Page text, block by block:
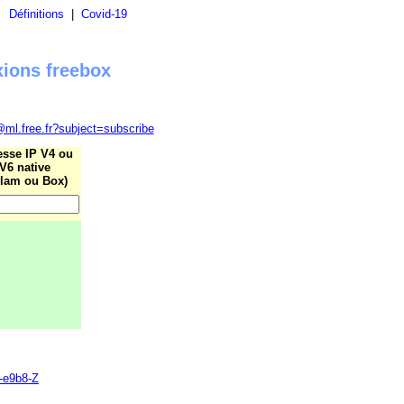
Définitions Covid-19
freebox
IP V4 ou
V6 native
ou Box)
Z